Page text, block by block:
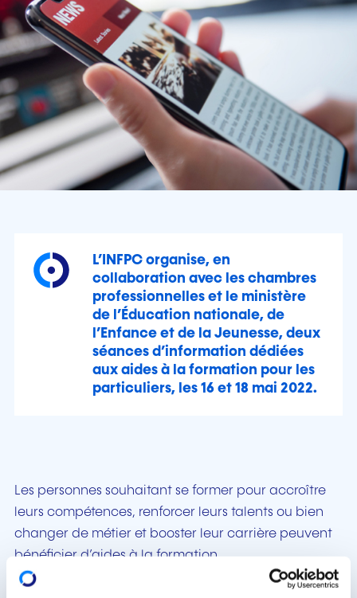
L’INFPC organise, en
collaboration avec les chambres
professionnelles et le ministère
de l’Éducation nationale, de
l’Enfance et de la Jeunesse, deux
séances d’information dédiées
aux aides à la formation pour les
particuliers, les 16 et 18 mai 2022.
Les personnes souhaitant se former pour accroître
leurs compétences, renforcer leurs talents ou bien
changer de métier et booster leur carrière peuvent
bénéficier d’aides à la formation.
Ces aides, accessibles sous conditions, prennent la